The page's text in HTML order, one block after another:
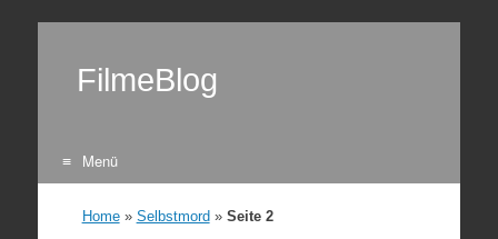
FilmeBlog
Menü
Home» Selbstmord » Seite 2